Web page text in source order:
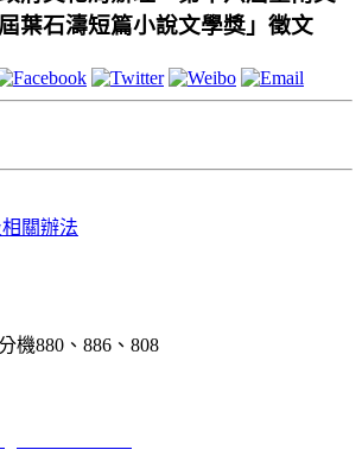
葉石濤短篇小說文學獎」徵文
關辦法
機880、886、808